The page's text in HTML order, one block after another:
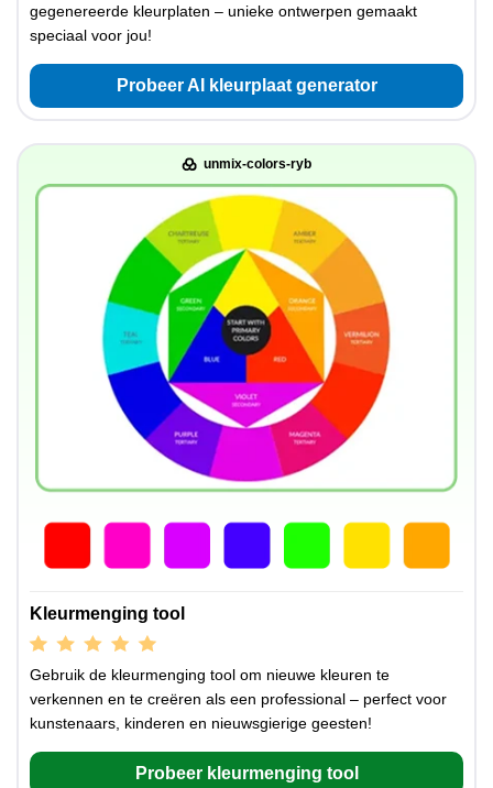
gegenereerde kleurplaten – unieke ontwerpen gemaakt
speciaal voor jou!
Probeer AI kleurplaat generator
unmix-colors-ryb
Kleurmenging tool
Gebruik de kleurmenging tool om nieuwe kleuren te
verkennen en te creëren als een professional – perfect voor
kunstenaars, kinderen en nieuwsgierige geesten!
Probeer kleurmenging tool